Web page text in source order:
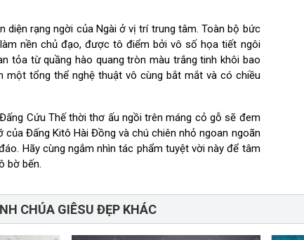
rạng ngời của Ngài ở vị trí trung tâm. Toàn bộ bức
nền chủ đạo, được tô điểm bởi vô số họa tiết ngôi
tỏa từ quầng hào quang tròn màu trắng tinh khôi bao
tổng thể nghệ thuật vô cùng bắt mắt và có chiều
Cứu Thế thời thơ ấu ngồi trên máng cỏ gỗ sẽ đem
Đấng Kitô Hài Đồng và chú chiên nhỏ ngoan ngoãn
Hãy cùng ngắm nhìn tác phẩm tuyệt vời này để tâm
bờ bến.
CHÚA GIÊSU ĐẸP KHÁC